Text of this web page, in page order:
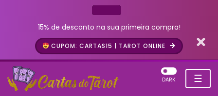
15% de desconto na sua primeira compra!
CUPOM: CARTAS15 | TAROT ONLINE
☰
DARK